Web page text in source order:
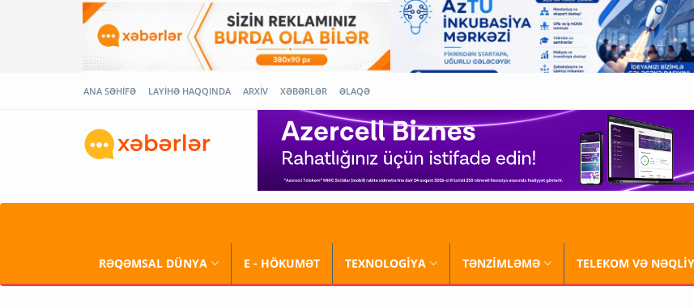
ANA SƏHİFƏ LAYİHƏ HAQQINDA ARXİV XƏBƏRLƏR ƏLAQƏ
RƏQƏMSAL DÜNYA E - HÖKUMƏT TEXNOLOGİYA TƏNZİMLƏMƏ TELEKOM VƏ